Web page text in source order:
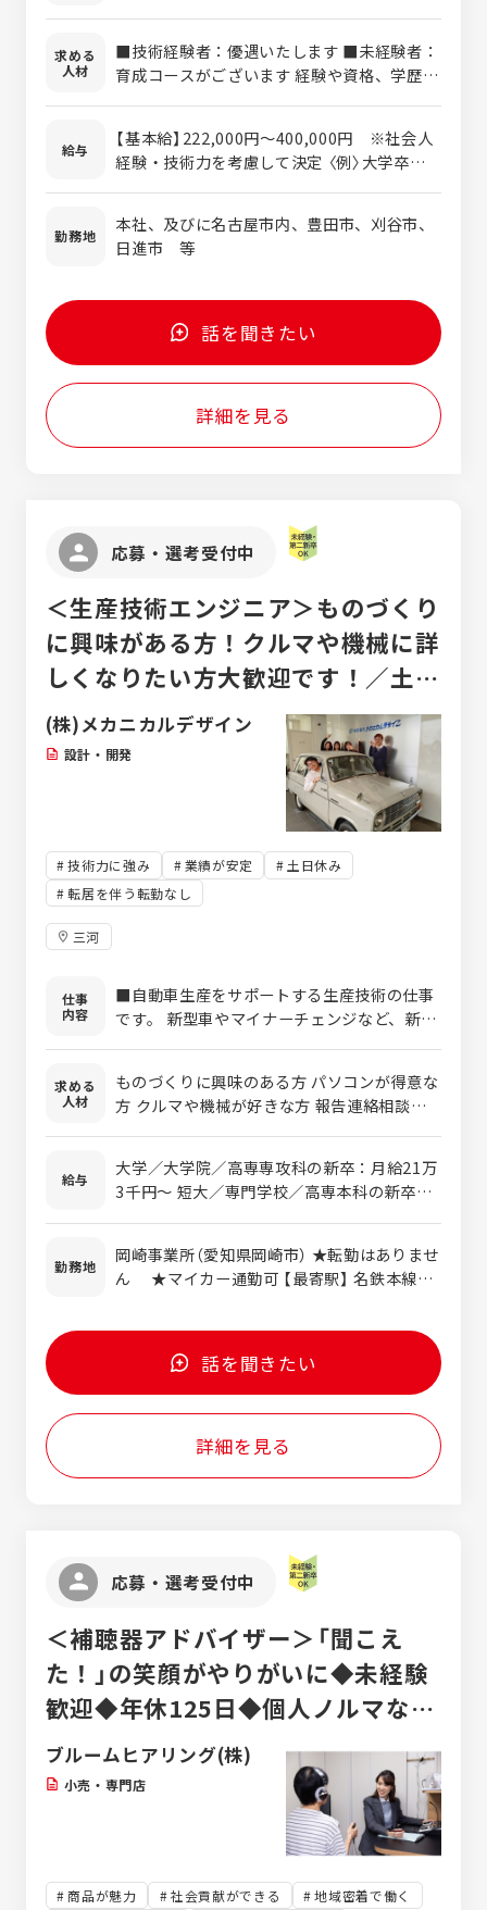
価 及び付随業務と補助 ・オリジナル制御
基板等、自社製品開発業務 【開発環境】
AltiumDesigner、Quadcept、
Protel99SE、OrCAD、ISE 等
求める
人材
■技術経験者：優遇いたします ■未経験者：
育成コースがございます 経験や資格、学歴
極的に採用しています。 ポイントとしては、
積極性、協調性、コミュニケーション能力等
の人柄を重視しています。
給与
【基本給】222,000円～400,000円 ※社会人
経験・技術力を考慮して決定 〈例〉大学卒：
方も歓迎！
勤務地
本社、及びに名古屋市内、豊田市、刈谷市、
日進市 等
話を聞きたい
詳細を見る
応募・選考受付中
＜生産技術エンジニア＞ものづくり
に興味がある方！クルマや機械に詳
しくなりたい方大歓迎です！／土日
休み
(株)メカニカルデザイン
設計・開発
技術力に強み 業績が安定
土日休み
転居を伴う転勤なし
三河
仕事
内容
■自動車生産をサポートする生産技術の仕事
です。 新型車やマイナーチェンジなど、新し
こを変えればいいのか、変えなくてもいいの
かをデータや現物で確認したりします。それ
らの確認情報を元に、2D/3D CADソフトで検
討します。 また、自動車を製造する過程のコ
スト計算に使う、組立工程の時間算出といっ
求める
人材
ものづくりに興味のある方 パソコンが得意な
方 クルマや機械が好きな方 報告連絡相談が
給与
大学／大学院／高専専攻科の新卒：月給21万
3千円～ 短大／専門学校／高専本科の新卒：
途全額支給 〈年収例〉 ・480万円／経験5年／
月給30万円＋賞与 ・530万円／経験10年／月
勤務地
岡崎事業所（愛知県岡崎市） ★転勤はありませ
ん ★マイカー通勤可 【最寄駅】 名鉄本線
桝塚」駅から徒歩約30分
話を聞きたい
詳細を見る
応募・選考受付中
＜補聴器アドバイザー＞「聞こえ
た！」の笑顔がやりがいに◆未経験
歓迎◆年休125日◆個人ノルマなし
◆資格取得費用は全額会社負担！
ブルームヒアリング(株)
小売・専門店
商品が魅力 社会貢献ができる 地域密着で働く